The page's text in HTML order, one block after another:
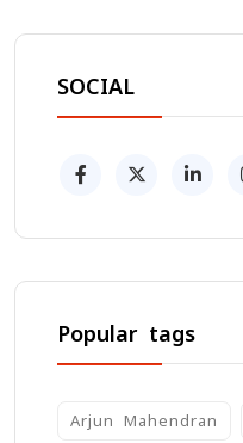
SOCIAL
Popular tags
Arjun Mahendran